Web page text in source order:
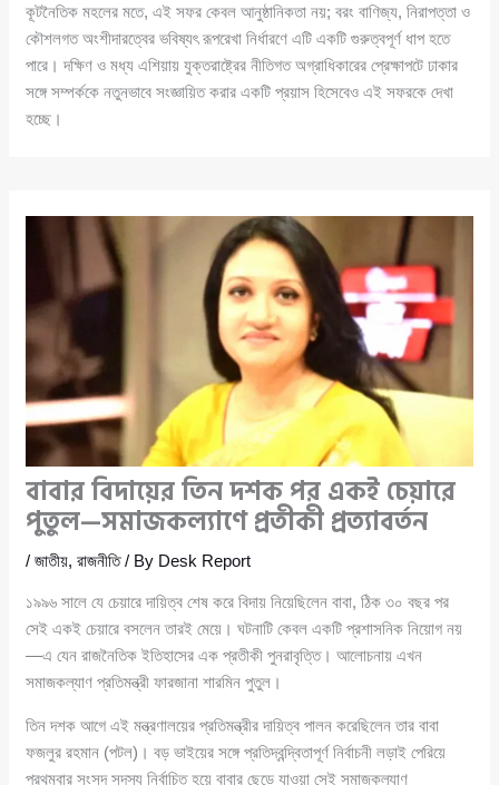
কূটনৈতিক মহলের মতে, এই সফর কেবল আনুষ্ঠানিকতা নয়; বরং বাণিজ্য, নিরাপত্তা ও
কৌশলগত অংশীদারত্বের ভবিষ্যৎ রূপরেখা নির্ধারণে এটি একটি গুরুত্বপূর্ণ ধাপ হতে
পারে। দক্ষিণ ও মধ্য এশিয়ায় যুক্তরাষ্ট্রের নীতিগত অগ্রাধিকারের প্রেক্ষাপটে ঢাকার
সঙ্গে সম্পর্ককে নতুনভাবে সংজ্ঞায়িত করার একটি প্রয়াস হিসেবেও এই সফরকে দেখা
হচ্ছে।
বাবার বিদায়ের তিন দশক পর একই চেয়ারে
পুতুল—সমাজকল্যাণে প্রতীকী প্রত্যাবর্তন
/জাতীয়,রাজনীতি/ By Desk Report
১৯৯৬ সালে যে চেয়ারে দায়িত্ব শেষ করে বিদায় নিয়েছিলেন বাবা, ঠিক ৩০ বছর পর
সেই একই চেয়ারে বসলেন তারই মেয়ে। ঘটনাটি কেবল একটি প্রশাসনিক নিয়োগ নয়
—এ যেন রাজনৈতিক ইতিহাসের এক প্রতীকী পুনরাবৃত্তি। আলোচনায় এখন
সমাজকল্যাণ প্রতিমন্ত্রী ফারজানা শারমিন পুতুল।
তিন দশক আগে এই মন্ত্রণালয়ের প্রতিমন্ত্রীর দায়িত্ব পালন করেছিলেন তার বাবা
ফজলুর রহমান (পটল)। বড় ভাইয়ের সঙ্গে প্রতিদ্বন্দ্বিতাপূর্ণ নির্বাচনী লড়াই পেরিয়ে
প্রথমবার সংসদ সদস্য নির্বাচিত হয়ে বাবার ছেড়ে যাওয়া সেই সমাজকল্যাণ